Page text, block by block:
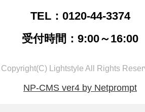
TEL：0120-44-3374
受付時間：9:00～16:00
Copyright(C) Lightstyle All Rights
NP-CMS ver4 by Netprompt